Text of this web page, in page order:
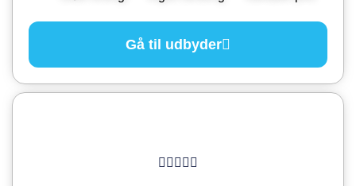
Gå til udbyder